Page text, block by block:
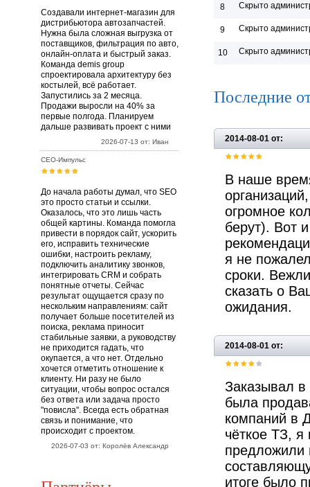
Создавали интернет-магазин для
дистрибьютора автозапчастей.
Нужна была сложная выгрузка от
поставщиков, фильтрация по авто,
онлайн-оплата и быстрый заказ.
Команда demis group
спроектировала архитектуру без
костылей, всё работает.
Запустились за 2 месяца.
Продажи выросли на 40% за
первые полгода. Планируем
дальше развивать проект с ними
2026-07-13 от: Иван
СЕО-Импульс
До начала работы думал, что SEO
это просто статьи и ссылки.
Оказалось, что это лишь часть
общей картины. Команда помогла
привести в порядок сайт, ускорить
его, исправить технические
ошибки, настроить рекламу,
подключить аналитику звонков,
интегрировать CRM и собрать
понятные отчеты. Сейчас
результат ощущается сразу по
нескольким направлениям: сайт
получает больше посетителей из
поиска, реклама приносит
стабильные заявки, а руководству
не приходится гадать, что
окупается, а что нет. Отдельно
хочется отметить отношение к
клиенту. Ни разу не было
ситуации, чтобы вопрос остался
без ответа или задача просто
"повисла". Всегда есть обратная
связь и понимание, что
происходит с проектом.
2026-07-03 от: Королёв Александр
8 Скрыто
9 Скрыто
10 Скрыто
Последние
2014-08-01 от:
В наше
огромное
берут). Вот
я не
сроки.
сказать о
ожидания.
2014-08-01 от:
Заказывал
была
компаний в
чёткое ТЗ,
предложили
итоге было